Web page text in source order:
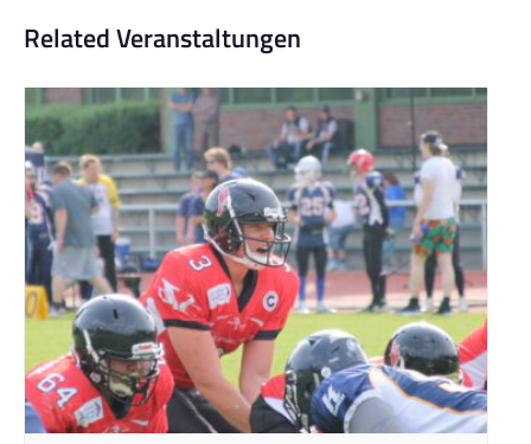
Related Veranstaltungen